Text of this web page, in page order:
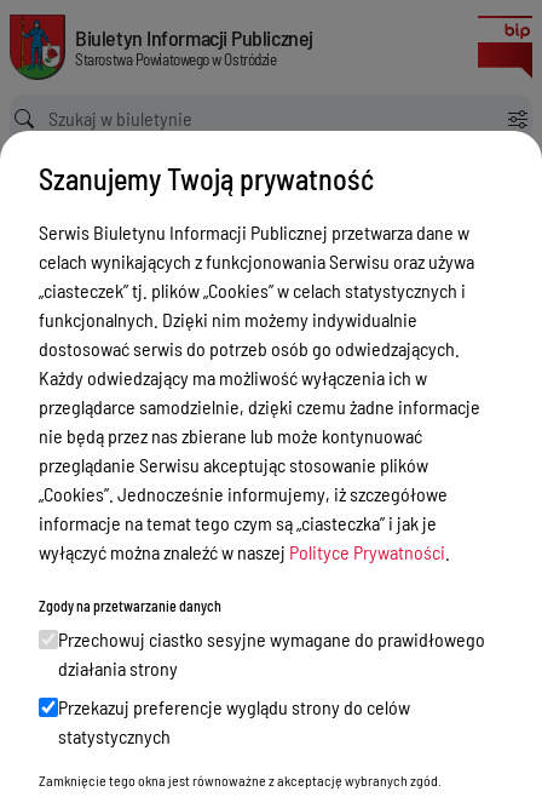
zmieniające zarządzenie Nr 86/2018 Starosty Ostródzkiego z dnia 19
Biuletyn Informacji Publicznej Starostwa Powiatowego w Ostródzie
Biuletyn Informacji Publicznej
Starostwa Powiatowego w Ostródzie
Ścieżka powrotu
Strona główna
Akty prawne
zmieniające zarządzenie Nr 86/2018 Starosty Ostródzkiego z dnia 19 grudnia 2018 r. w sprawie powołania stałej Komisji Likwidacyjnej składników majątku ruchomego powiatu ostródzkiego w Starostwie Powiatowym w Ostródzie
Akty prawne
Menu Przedmiotowe
Starostwo Powiatowe
Poradnik Interesanta
Informacje o naborze
Zamówienia Publiczne
Tablica ogłoszeń
Dyżury Aptek w Powiecie Ostródzkim
Akty Prawne
Rejestry, ewidencje i archiwa
Budżet
Organizacja działania samorządu
powiatowego
Wersja obowiązująca
z dnia02-12-2019
11:20:49
Drukuj
zmieniające
zarządzenie Nr
86/2018
Starosty
Ostródzkiego z
sprawie
powołania
Likwidacyjnej
Szanujemy Twoją prywatność
Serwis Biuletynu Informacji Publicznej przetwarza dane w
celach wynikających z funkcjonowania Serwisu oraz używa
„ciasteczek” tj. plików „Cookies” w celach statystycznych i
funkcjonalnych. Dzięki nim możemy indywidualnie
dostosować serwis do potrzeb osób go odwiedzających.
Każdy odwiedzający ma możliwość wyłączenia ich w
przeglądarce samodzielnie, dzięki czemu żadne informacje
nie będą przez nas zbierane lub może kontynuować
przeglądanie Serwisu akceptując stosowanie plików
„Cookies”. Jednocześnie informujemy, iż szczegółowe
informacje na temat tego czym są „ciasteczka” i jak je
wyłączyć można znaleźć w naszej Polityce Prywatności
Zgody na przetwarzanie danych
Przechowuj ciastko sesyjne wymagane do prawidłowego
działania strony
Przekazuj preferencje wyglądu strony do celów
statystycznych
Zamknięcie tego okna jest równoważne z akceptację wybranych zgód.